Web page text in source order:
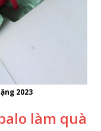
2023
làm quà